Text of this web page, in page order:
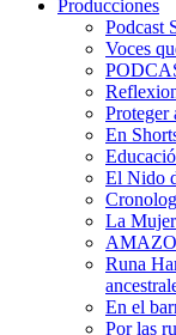
Producciones
Podcast
Voces
Proteger
En
El Nido
La
Runa
En el
Por las